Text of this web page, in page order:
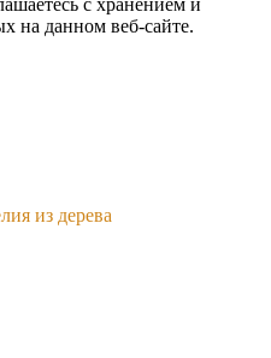
с хранением и
на данном веб-сайте.
из дерева